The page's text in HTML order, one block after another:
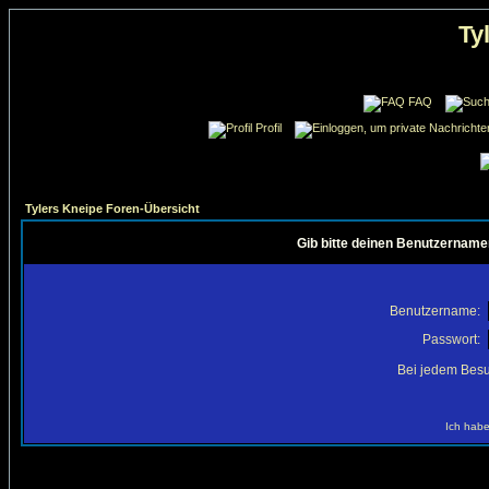
FAQ
Profil
Tylers Kneipe Foren-Übersicht
Gib bitte deinen
Benutzername:
Passwort:
Bei jedem
Ich